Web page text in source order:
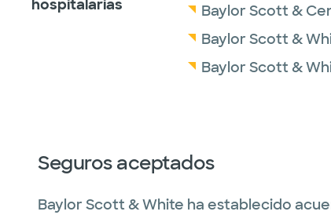
hospitalarias
Baylor Scott &
Baylor Scott &
Baylor Scott &
Seguros aceptados
Baylor Scott & White ha establecido